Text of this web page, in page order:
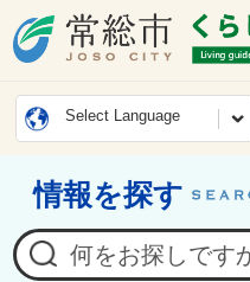
Select Language
情報を探す